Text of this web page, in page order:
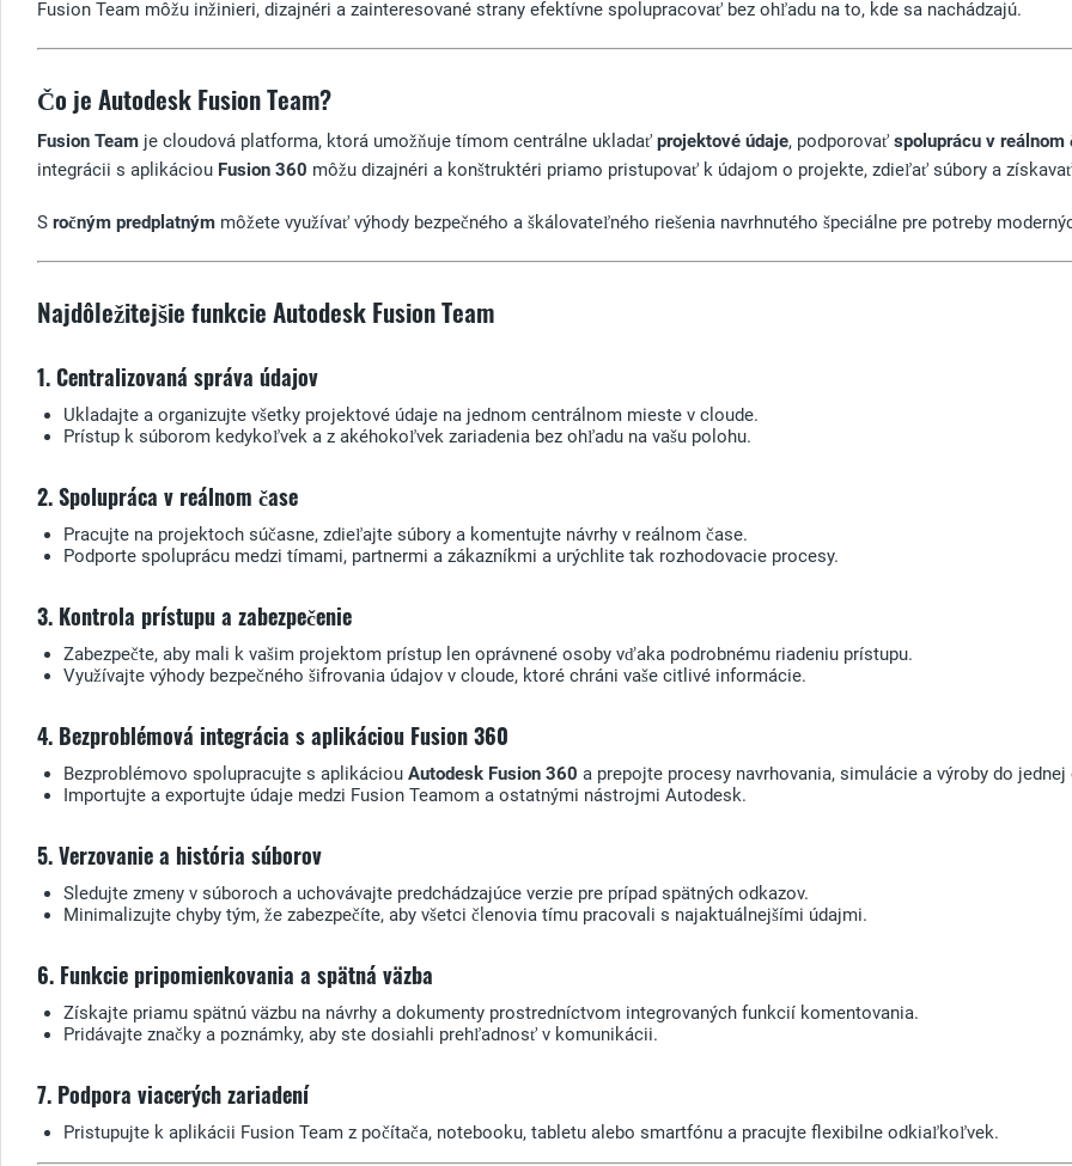
Fusion Team môžu inžinieri, dizajnéri a zainteresované strany efektívne spolupracovať bez ohľadu na to, kde sa nachádzajú.
Čo je Autodesk Fusion Team?
Fusion Team je cloudová platforma, ktorá umožňuje tímom centrálne ukladať projektové údaje, podporovať spoluprácu v reálnom
integrácii s aplikáciou Fusion 360 môžu dizajnéri a konštruktéri priamo pristupovať k údajom o projekte, zdieľať súbory a
S ročným predplatným môžete využívať výhody bezpečného a škálovateľného riešenia navrhnutého špeciálne pre potreby
Najdôležitejšie funkcie Autodesk Fusion Team
1. Centralizovaná správa údajov
Ukladajte a organizujte všetky projektové údaje na jednom centrálnom mieste v cloude.
Prístup k súborom kedykoľvek a z akéhokoľvek zariadenia bez ohľadu na vašu polohu.
2. Spolupráca v reálnom čase
Pracujte na projektoch súčasne, zdieľajte súbory a komentujte návrhy v reálnom čase.
Podporte spoluprácu medzi tímami, partnermi a zákazníkmi a urýchlite tak rozhodovacie procesy.
3. Kontrola prístupu a zabezpečenie
Zabezpečte, aby mali k vašim projektom prístup len oprávnené osoby vďaka podrobnému riadeniu prístupu.
Využívajte výhody bezpečného šifrovania údajov v cloude, ktoré chráni vaše citlivé informácie.
4. Bezproblémová integrácia s aplikáciou Fusion 360
Bezproblémovo spolupracujte s aplikáciou Autodesk Fusion 360 a prepojte procesy navrhovania, simulácie a výroby do
Importujte a exportujte údaje medzi Fusion Teamom a ostatnými nástrojmi Autodesk.
5. Verzovanie a história súborov
Sledujte zmeny v súboroch a uchovávajte predchádzajúce verzie pre prípad spätných odkazov.
Minimalizujte chyby tým, že zabezpečíte, aby všetci členovia tímu pracovali s najaktuálnejšími údajmi.
6. Funkcie pripomienkovania a spätná väzba
Získajte priamu spätnú väzbu na návrhy a dokumenty prostredníctvom integrovaných funkcií komentovania.
Pridávajte značky a poznámky, aby ste dosiahli prehľadnosť v komunikácii.
7. Podpora viacerých zariadení
Pristupujte k aplikácii Fusion Team z počítača, notebooku, tabletu alebo smartfónu a pracujte flexibilne odkiaľkoľvek.